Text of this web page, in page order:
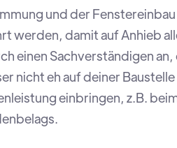
und der
werden, damit auf Anhieb
einen Sachverständigen
nicht eh auf deiner
einbringen, z.B.